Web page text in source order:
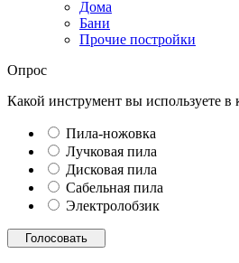
Дома
Бани
Прочие постройки
Опрос
Какой инструмент вы используете в
Пила-ножовка
Лучковая пила
Дисковая пила
Сабельная пила
Электролобзик